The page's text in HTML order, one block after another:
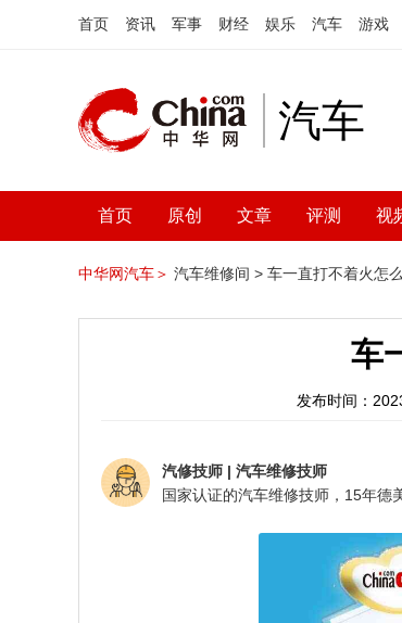
首页 资讯 军事 财经 娱乐 汽车 游戏
汽车
首页 原创 文章 评测 视
中华网汽车＞ 汽车维修间 > 车一直打不着火怎
车
发布时间：
汽修技师 | 汽车维修技师